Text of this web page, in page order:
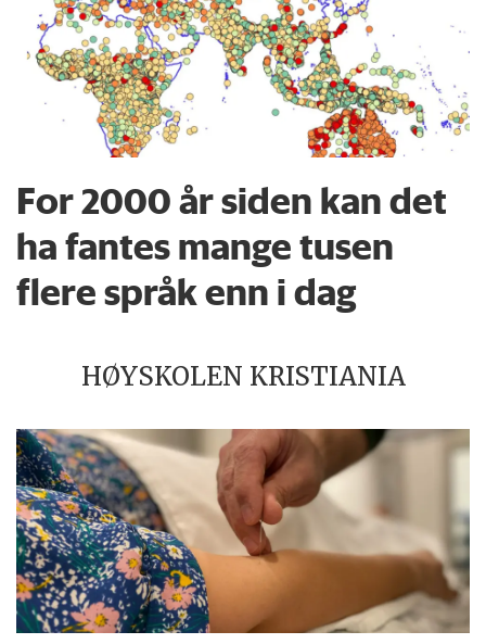
For 2000 år siden kan det
ha fantes mange tusen
flere språk enn i dag
HØYSKOLEN KRISTIANIA